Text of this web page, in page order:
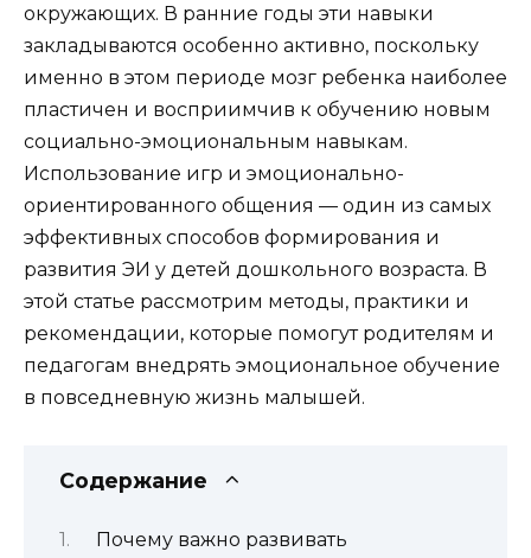
окружающих. В ранние годы эти навыки
закладываются особенно активно, поскольку
именно в этом периоде мозг ребенка наиболее
пластичен и восприимчив к обучению новым
социально-эмоциональным навыкам.
Использование игр и эмоционально-
ориентированного общения — один из самых
эффективных способов формирования и
развития ЭИ у детей дошкольного возраста. В
этой статье рассмотрим методы, практики и
рекомендации, которые помогут родителям и
педагогам внедрять эмоциональное обучение
в повседневную жизнь малышей.
Содержание
Почему важно развивать